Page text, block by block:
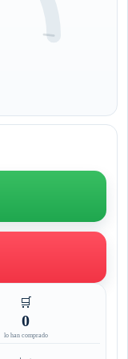
🛒
0
lo han comprado